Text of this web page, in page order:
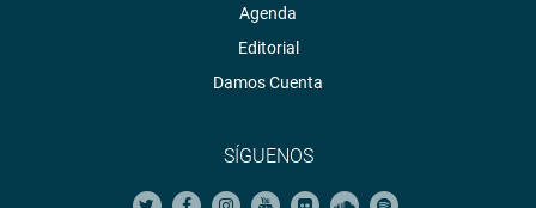
peruano del distrito de Santa Rosa, resaltando el orgullo
patriótico de sus pobladores.
OFICINA DE COMUNICACIONES E IMAGEN
Agenda
Editorial
Damos Cuenta
SÍGUENOS